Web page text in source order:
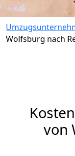
Wolfsburg nach
von